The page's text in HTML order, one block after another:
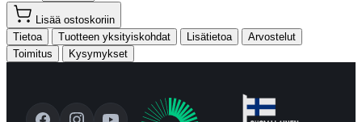
Lisää ostoskoriin
Tietoa
Tuotteen yksityiskohdat Lisätietoa
Arvostelut
Toimitus
Kysymykset